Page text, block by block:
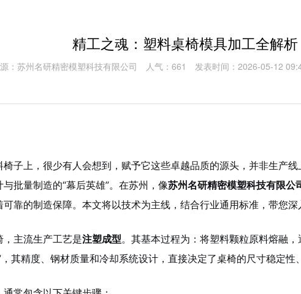
精工之魂：塑料桌椅模具加工全解析
：苏州名研精密模塑科技有限公司 人气：661 发表时间：2026-05-12
子上，很少有人会想到，赋予它这些卓越品质的源头，并非生产
批量制造的“幕后英雄”。在苏州，像苏州名研精密模塑科技有限公
靠的制造保障。本文将以技术为主线，结合行业通用标准，带您深
主流生产工艺是注塑成型。其基本过程为：将塑料颗粒原料熔融
其精度、钢材质量和冷却系统设计，直接决定了桌椅的尺寸稳定性